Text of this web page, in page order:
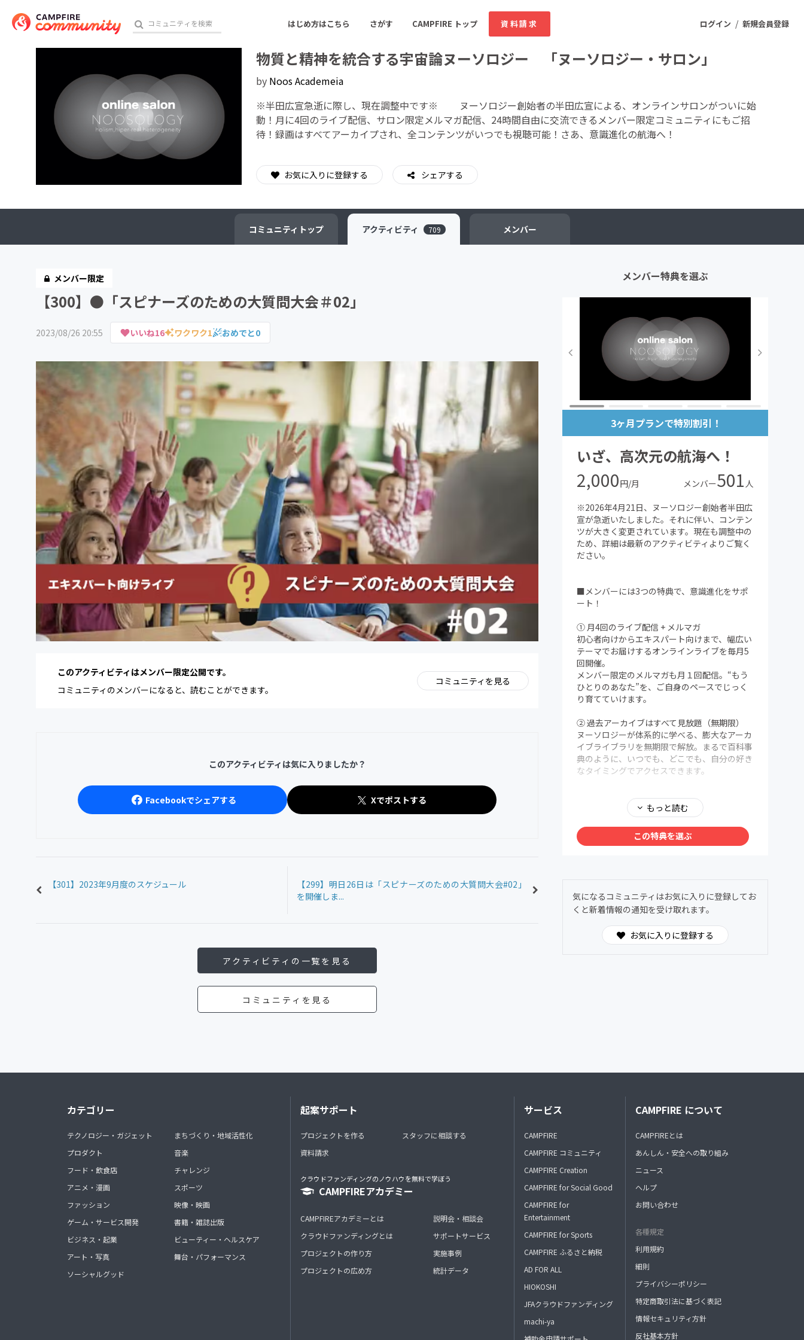
ログイン / 新規会員登録
はじめ方はこちら さがす CAMPFIRE トップ 資料請求
おすすめのコミュニティ 人気のコミュニティ 新着のコミュニティ
アート・写真
ゲーム・サービス開発 フード・飲食店
ソーシャルグッド ビューティー・ヘルスケア
チャレンジ
物質と精神を統合する宇宙論ヌーソロジー 「ヌーソロジー・サロン」
by Noos Academeia
※半田広宣急逝に際し、現在調整中です※ ヌーソロジー創始者の半田広宣による、オンラインサロンがついに始
動！月に4回のライブ配信、サロン限定メルマガ配信、24時間自由に交流できるメンバー限定コミュニティにもご招
待！録画はすべてアーカイプされ、全コンテンツがいつでも視聴可能！さあ、意識進化の航海へ！
お気に入りに登録する シェアする
コミュニティ トップ アクティビティ 709 メンバー
メンバー限定
【300】●「スピナーズのための大質問大会＃02」
2023/08/26 20:55 いいね16 ワクワク1 おめでと0
このアクティビティはメンバー限定公開です。
コミュニティのメンバーになると、読むことができます。
コミュニティを見る
このアクティビティは気に入りましたか？
Facebookでシェアする Xでポストする
【301】2023年9月度のスケジュール
【299】明日26日は「スピナーズのための大質問大会#02」
を開催しま...
アクティビティの一覧を見る
コミュニティを見る
メンバー特典を選ぶ
3ヶ月プランで特別割引！
いざ、高次元の航海へ！
2,000円/月 メンバー501 人
※2026年4月21日、ヌーソロジー創始者半田広
宣が急逝いたしました。それに伴い、コンテン
ツが大きく変更されています。現在も調整中の
ため、詳細は最新のアクティビティよりご覧く
ださい。
■メンバーには3つの特典で、意識進化をサポ
ート！
① 月4回のライブ配信 + メルマガ
初心者向けからエキスパート向けまで、幅広い
テーマでお届けするオンラインライブを毎月5
回開催。
メンバー限定のメルマガも月１回配信。“もう
ひとりのあなた”を、ご自身のペースでじっく
り育てていけます。
② 過去アーカイブはすべて見放題（無期限）
ヌーソロジーが体系的に学べる、膨大なアーカ
イブライブラリを無期限で解放。まるで百科事
典のように、いつでも、どこでも、自分の好き
なタイミングでアクセスできます。
メンバー同士で、深く、安心して語り合える場
を用意しました。ヌーソロジーの世界観に共鳴
する仲間たちが集う24時間オープンの対話空
間。
もっと読む
この特典を選ぶ
気になるコミュニティはお気に入りに登録してお
くと新着情報の通知を受け取れます。
お気に入りに登録する
カテゴリー
テクノロジー・ガジェット
プロダクト
フード・飲食店
アニメ・漫画
ファッション
ゲーム・サービス開発
ビジネス・起業
アート・写真
ソーシャルグッド
まちづくり・地域活性化
音楽
チャレンジ
スポーツ
映像・映画
書籍・雑誌出版
ビューティー・ヘルスケア
舞台・パフォーマンス
起案サポート
プロジェクトを作る
資料請求
スタッフに相談する
クラウドファンディングのノウハウを無料で学ぼう
CAMPFIREアカデミー
CAMPFIREアカデミーとは
クラウドファンディングとは
プロジェクトの作り方
プロジェクトの広め方
説明会・相談会
サポートサービス
実施事例
統計データ
サービス
CAMPFIRE
CAMPFIRE コミュニティ
CAMPFIRE Creation
CAMPFIRE for Social Good
CAMPFIRE for
Entertainment
CAMPFIRE for Sports
CAMPFIRE ふるさと納税
AD FOR ALL
HIOKOSHI
JFAクラウドファンディング
machi-ya
CAMPFIRE について
CAMPFIREとは
あんしん・安全への取り組み
ニュース
ヘルプ
お問い合わせ
各種規定
利用規約
細則
プライバシーポリシー
特定商取引法に基づく表記
情報セキュリティ方針
反社基本方針